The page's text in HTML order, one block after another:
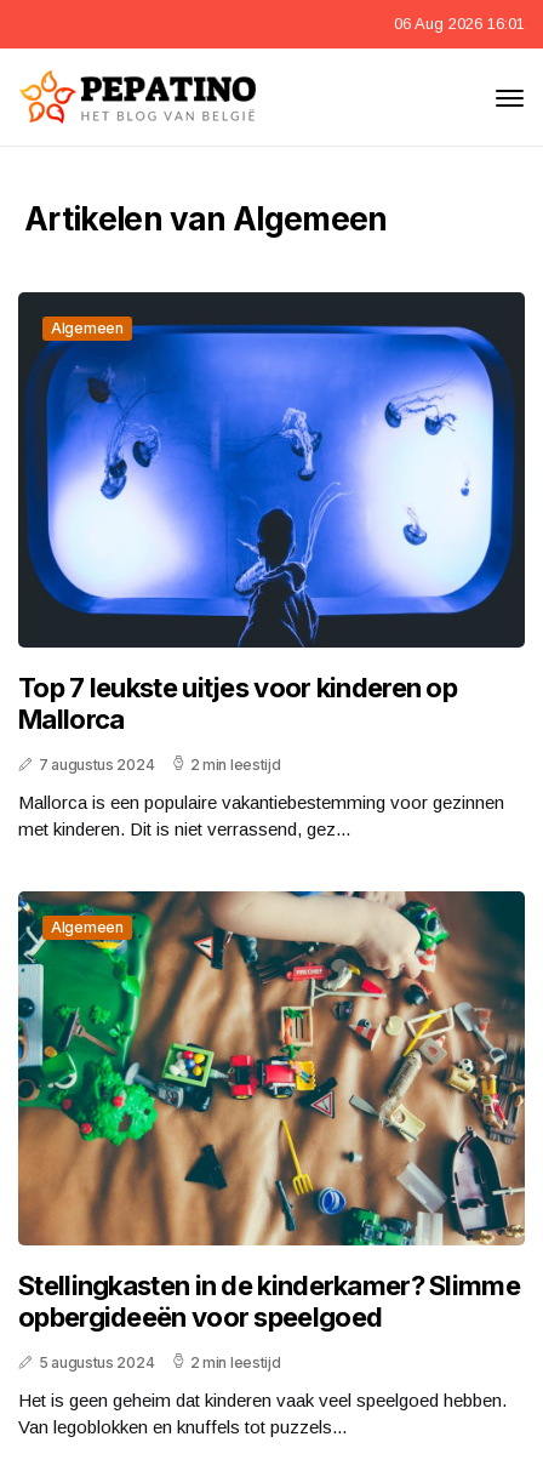
06 Aug 2026 16:01
Artikelen van Algemeen
Algemeen
Top 7 leukste uitjes voor kinderen op
Mallorca
7 augustus 2024 2 min leestijd
Mallorca is een populaire vakantiebestemming voor gezinnen
met kinderen. Dit is niet verrassend, gez...
Algemeen
Stellingkasten in de kinderkamer? Slimme
opbergideeën voor speelgoed
5 augustus 2024 2 min leestijd
Het is geen geheim dat kinderen vaak veel speelgoed hebben.
Van legoblokken en knuffels tot puzzels...